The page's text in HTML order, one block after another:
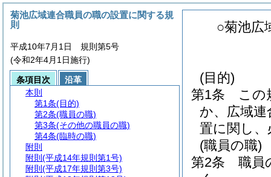
○菊池広
(目的)
第1条
この
か、広域
置に関し
(職員の職)
第2条
職員
菊池広域連合職員の職の設置に関する規
則
平成10年7月1日 規則第5号
(令和2年4月1日施行)
条項目次
沿革
本則
第1条(目的)
第2条(職員の職)
第3条(その他の職員の職)
第4条(臨時の職)
附則
附則 (平成14年規則第1号)
附則 (平成17年規則第3号)